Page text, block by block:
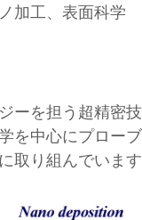
加工、表面科学
ーを担う超精密
を中心にプロー
取り組んでいます